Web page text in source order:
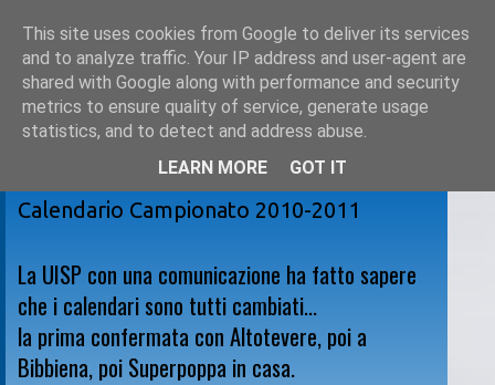
mercoledì 29 settembre 2010
Calendario Campionato 2010-2011
La UISP con una comunicazione ha fatto sapere
che i calendari sono tutti cambiati...
la prima confermata con Altotevere, poi a
Bibbiena, poi Superpoppa in casa.
This site uses cookies from Google to deliver its services
and to analyze traffic. Your IP address and user-agent are
shared with Google along with performance and security
metrics to ensure quality of service, generate usage
statistics, and to detect and address abuse.
LEARN MORE
GOT IT